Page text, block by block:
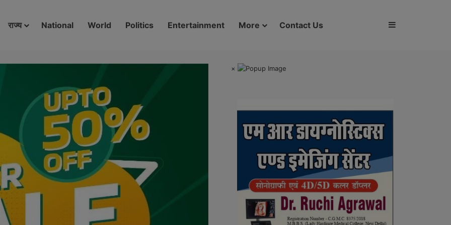
राज्य National World Politics Entertainment More Contact Us Sidebar
×